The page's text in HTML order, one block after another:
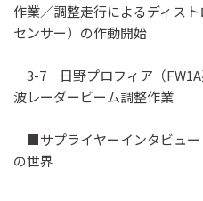
作業／調整走行によるディス
センサー）の作動開始
3-7 日野プロフィア（FW1A
波レーダービーム調整作業
■サプライヤーインタビュ
の世界